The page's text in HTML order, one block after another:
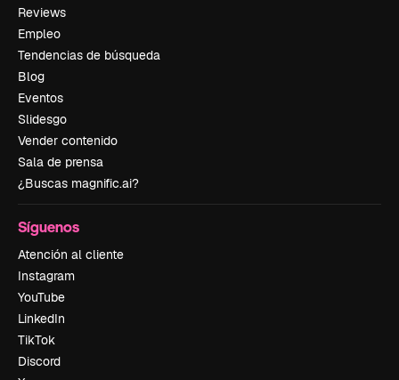
Reviews
Empleo
Tendencias de búsqueda
Blog
Eventos
Slidesgo
Vender contenido
Sala de prensa
¿Buscas magnific.ai?
Síguenos
Atención al cliente
Instagram
YouTube
LinkedIn
TikTok
Discord